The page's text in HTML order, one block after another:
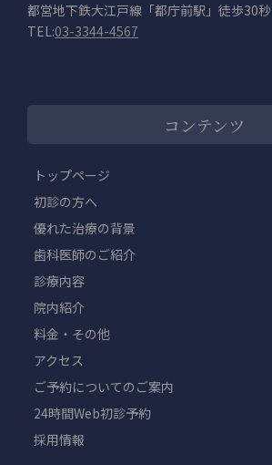
都営地下鉄大江戸線「都庁前駅」徒歩30秒
TEL:03-3344-4567
コンテンツ
トップページ
初診の方へ
優れた治療の背景
歯科医師のご紹介
診療内容
院内紹介
料金・その他
アクセス
ご予約についてのご案内
24時間Web初診予約
採用情報